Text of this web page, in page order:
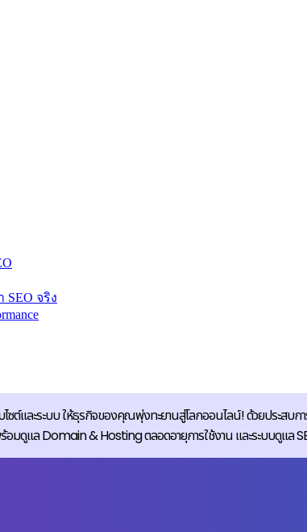
SEO จริง
ซต์และระบบ ให้ธุรกิจของคุณพุ่งทะยานสู่โลกออนไลน์! ด้วยประ
ร้อมดูแล Domain & Hosting ตลอดอายุการใช้งาน และระบบดูแ